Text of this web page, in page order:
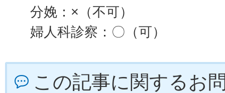
分娩：×（不可）
婦人科診察：〇（可）
この記事に関するお